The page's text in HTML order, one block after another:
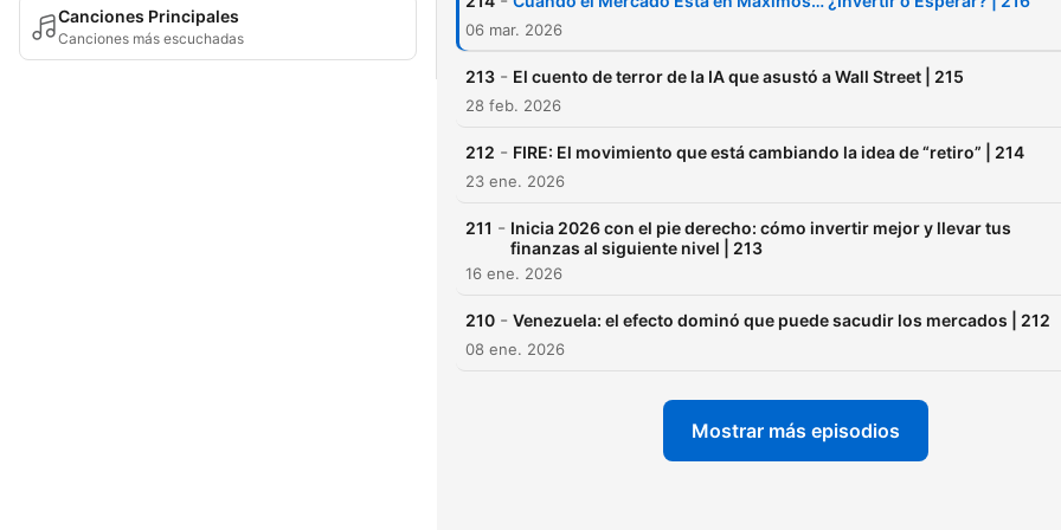
Canciones Principales
Canciones más escuchadas
#ComunidadFinanciera
#interescompuesto Con
inversión en la bolsa de
valores, similar al 401K en
cómo invertir tu dinero de
para obtener los mayores
rendimientos posibles.
Descubre cómo puedes
06 mar. 2026
213 - El cuento de terror de la IA que asustó a Wall Street | 215
28 feb. 2026
212 - FIRE: El movimiento que está cambiando la idea de “retiro” | 214
23 ene. 2026
211 - Inicia 2026 con el pie derecho: cómo invertir mejor y llevar tus
finanzas al siguiente nivel | 213
16 ene. 2026
210 - Venezuela: el efecto dominó que puede sacudir los mercados | 212
08 ene. 2026
Mostrar más episodios